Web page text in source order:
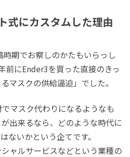
式にカスタムした理由
期でお察しのかたもいらっし
前にEnder3を買った直接のきっ
マスクの供給逼迫」でした。
マスク代わりになるようなも
出来るなら、どのような時代に
ないかという企てです。
ャルサービスなどという業種の